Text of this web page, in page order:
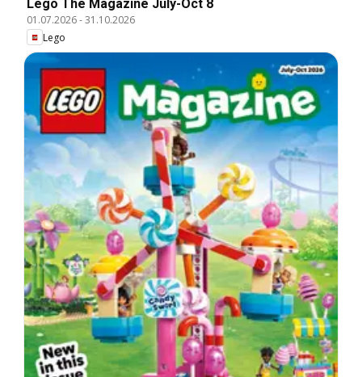
Lego The Magazine July-Oct 8
01.07.2026-31.10.2026
Lego